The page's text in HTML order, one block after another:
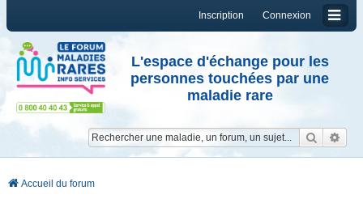
Connexion
Inscription
L'espace d'échange pour les
personnes touchées par une
maladie rare
Accueil du forum